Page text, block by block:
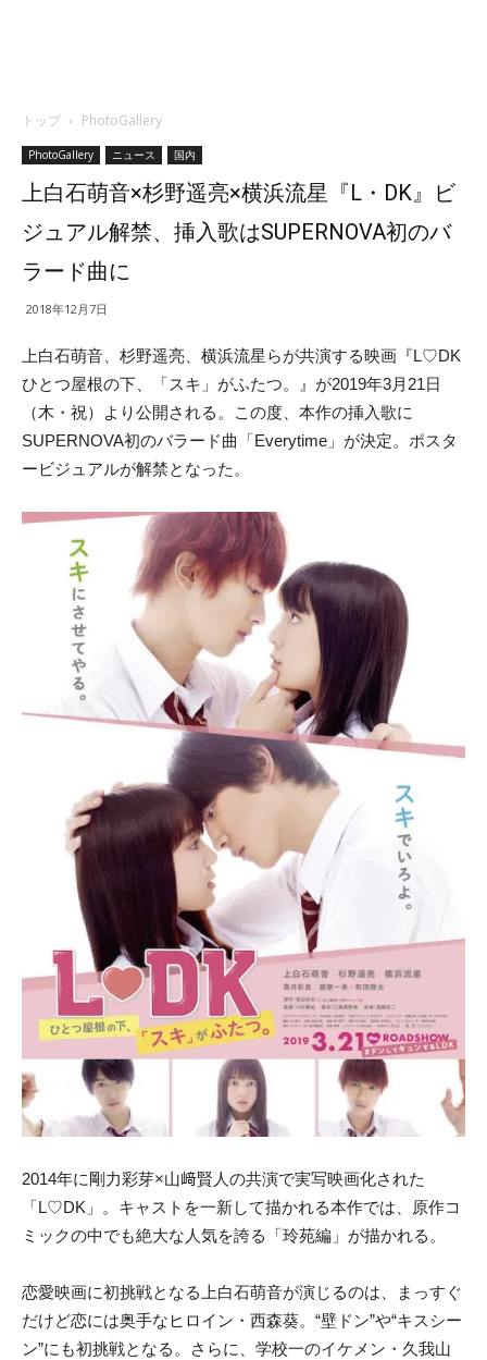
トップ PhotoGallery
PhotoGallery ニュース 国内
上白石萌音×杉野遥亮×横浜流星『L・DK』ビ
ジュアル解禁、挿入歌はSUPERNOVA初のバ
ラード曲に
2018年12月7日
上白石萌音、杉野遥亮、横浜流星らが共演する映画『L♡DK
ひとつ屋根の下、「スキ」がふたつ。』が2019年3月21日
（木・祝）より公開される。この度、本作の挿入歌に
SUPERNOVA初のバラード曲「Everytime」が決定。ポスタ
ービジュアルが解禁となった。
2014年に剛力彩芽×山﨑賢人の共演で実写映画化された
「L♡DK」。キャストを一新して描かれる本作では、原作コ
ミックの中でも絶大な人気を誇る「玲苑編」が描かれる。
恋愛映画に初挑戦となる上白石萌音が演じるのは、まっすぐ
だけど恋には奥手なヒロイン・西森葵。“壁ドン”や“キスシー
ン”にも初挑戦となる。さらに、学校一のイケメン・久我山